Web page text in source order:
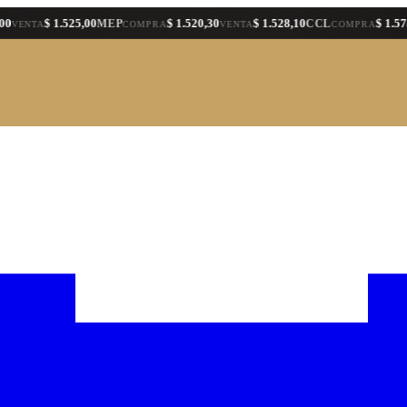
$ 1.525,00MEPCOMPRA $ 1.520,30VENTA$ 1.528,10CCLCOMPRA $ 1.578,40